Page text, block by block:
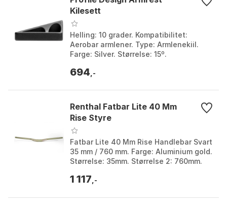
Kilesett
Helling: 10 grader. Kompatibilitet:
Aerobar armlener. Type: Armlenekiil.
Farge: Silver. Størrelse: 15º.
694 ,-
Renthal Fatbar Lite 40 Mm
Rise Styre
Fatbar Lite 40 Mm Rise Handlebar Svart
35 mm / 760 mm. Farge: Aluminium gold.
Størrelse: 35mm. Størrelse 2: 760mm.
1 117 ,-